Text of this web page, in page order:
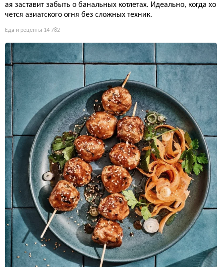
ая заставит забыть о банальных котлетах. Идеально, когда хо
чется азиатского огня без сложных техник.
Еда и рецепты 14 782